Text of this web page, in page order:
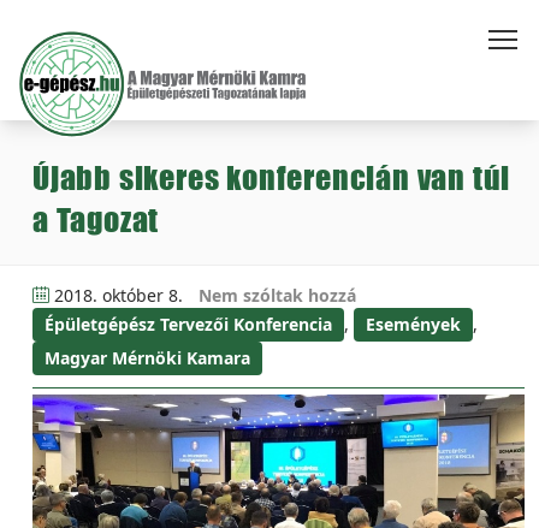
Újabb sikeres konferencián van túl
a Tagozat
2018. október 8.
Nem szóltak hozzá
Épületgépész Tervezői Konferencia , Események ,
Magyar Mérnöki Kamara